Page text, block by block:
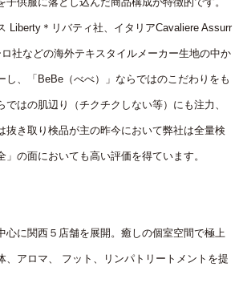
Liberty＊リバティ社、イタリアCavaliere Assurr
社などの海外テキスタイルメーカー生地の中か
し、「BeBe（べべ）」ならではのこだわりをも
ではの肌辺り（チクチクしない等）にも注力、
抜き取り検品が主の昨今において弊社は全量検
の面においても高い評価を得ています。
心に関西５店舗を展開。癒しの個室空間で極上
、アロマ、 フット、リンパトリートメントを提